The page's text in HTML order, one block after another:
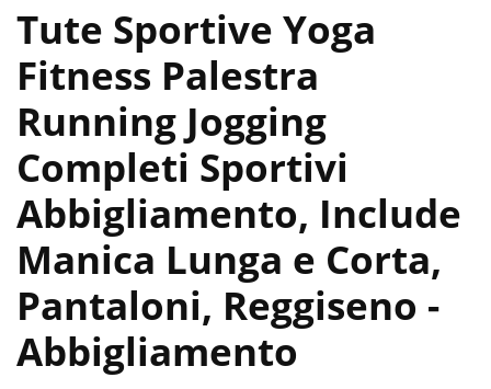
Tute Sportive Yoga
Fitness Palestra
Running Jogging
Completi Sportivi
Abbigliamento, Include
Manica Lunga e Corta,
Pantaloni, Reggiseno -
Abbigliamento